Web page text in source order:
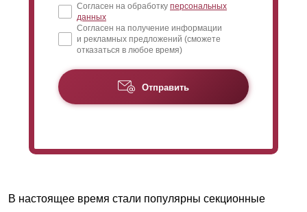
Согласен на обработку персональных
данных
Согласен на получение информации
и рекламных предложений (сможете
отказаться в любое время)
Отправить
В настоящее время стали популярны секционные